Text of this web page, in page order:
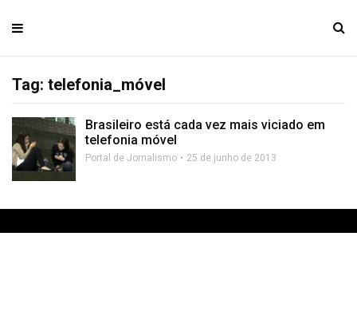
Tag: telefonia_móvel
Brasileiro está cada vez mais viciado em
telefonia móvel
Portal de Jornalismo 25 de junho de 2013